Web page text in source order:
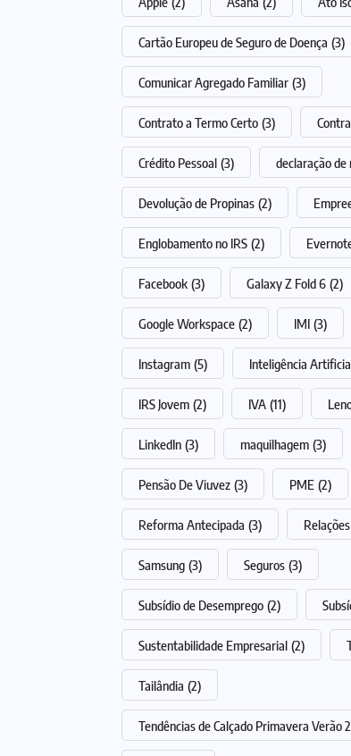
Cartão Europeu de Seguro de Doença (3)
Comunicar Agregado Familiar (3)
Contrato a Termo Certo (3)
Crédito Pessoal (3) declaração de
Devolução de Propinas (2)
Englobamento no IRS (2)
Facebook (3) Galaxy Z Fold 6 (2)
Google Workspace (2) IMI (3)
Instagram (5) Inteligência
IRS Jovem (2) IVA (11)
LinkedIn (3) maquilhagem (3)
Pensão De Viuvez (3) PME (2)
Reforma Antecipada (3)
Samsung (3) Seguros (3)
Subsídio de Desemprego (2)
Sustentabilidade Empresarial (2)
Tailândia (2)
Tendências de Calçado Primavera Verão